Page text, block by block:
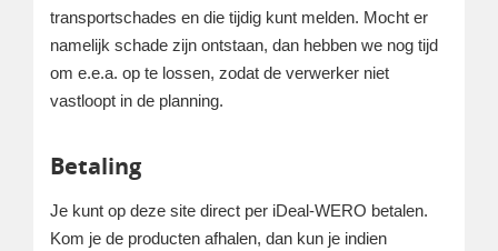
transportschades en die tijdig kunt melden. Mocht er
namelijk schade zijn ontstaan, dan hebben we nog tijd
om e.e.a. op te lossen, zodat de verwerker niet
vastloopt in de planning.
Betaling
Je kunt op deze site direct per iDeal-WERO betalen.
Kom je de producten afhalen, dan kun je indien